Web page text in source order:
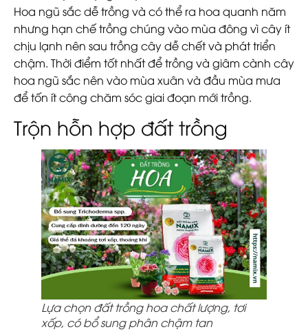
Hoa ngũ sắc dễ trồng và có thể ra hoa quanh năm
nhưng hạn chế trồng chúng vào mùa đông vì cây ít
chịu lạnh nên sau trồng cây dễ chết và phát triển
chậm. Thời điểm tốt nhất để trồng và giâm cành cây
hoa ngũ sắc nên vào mùa xuân và đầu mùa mưa
để tốn ít công chăm sóc giai đoạn mới trồng.
Trộn hỗn hợp đất trồng
Lựa chọn đất trồng hoa chất lượng, tơi
xốp, có bổ sung phân chậm tan